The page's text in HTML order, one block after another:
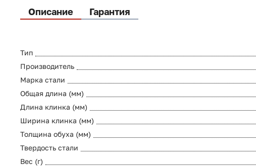
Описание Гарантия
Тип
Производитель
Марка стали
Общая длина (мм)
Длина клинка (мм)
Ширина клинка (мм)
Толщина обуха (мм)
Твердость стали
Вес (г)